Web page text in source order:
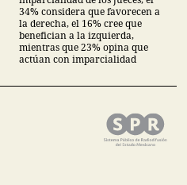
34% considera que favorecen a
la derecha, el 16% cree que
benefician a la izquierda,
mientras que 23% opina que
actúan con imparcialidad